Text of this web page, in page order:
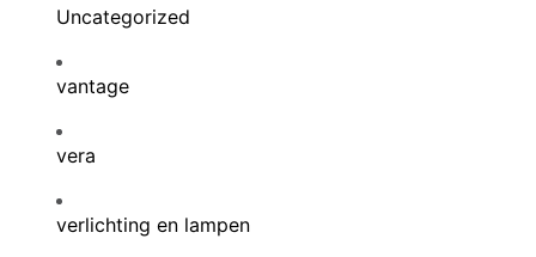
Uncategorized
vantage
vera
verlichting en lampen